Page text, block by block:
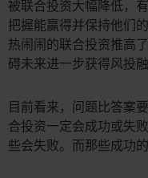
被联合投资大幅降低，
把握能赢得并保持他们
热闹闹的联合投资推高
碍未来进一步获得风投融
目前看来，问题比答案
合投资一定会成功或失
些会失败。而那些成功